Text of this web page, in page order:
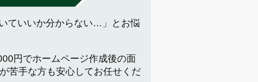
ていいか分からない…」とお悩
円でホームページ作成後の面
苦手な方も安心してお任せくだ